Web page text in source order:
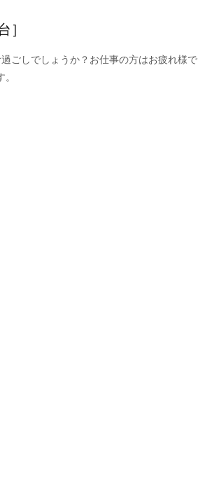
ごしでしょうか？お仕事の方はお疲れ様で